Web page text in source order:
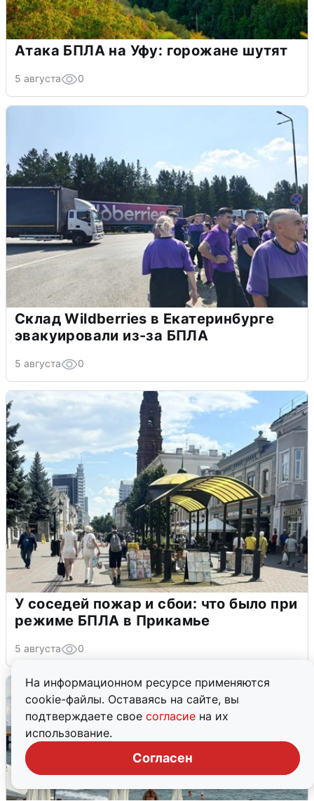
На информационном ресурсе применяются
cookie-файлы. Оставаясь на сайте, вы
подтверждаете свое согласие на их
использование.
Согласен
Атака БПЛА на Уфу: горожане шутят
5 августа 0
Склад Wildberries в Екатеринбурге
эвакуировали из-за БПЛА
5 августа 0
У соседей пожар и сбои: что было при
режиме БПЛА в Прикамье
5 августа 0